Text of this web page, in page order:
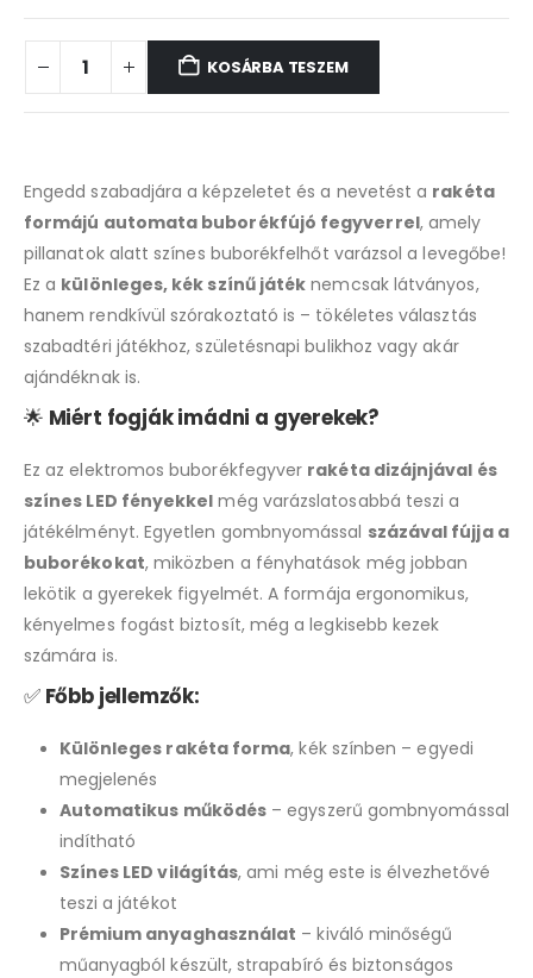
KOSÁRBA TESZEM
Engedd szabadjára a képzeletet és a nevetést a rakéta
formájú automata buborékfújó fegyverrel, amely
pillanatok alatt színes buborékfelhőt varázsol a levegőbe!
Ez a különleges, kék színű játék nemcsak látványos,
hanem rendkívül szórakoztató is – tökéletes választás
szabadtéri játékhoz, születésnapi bulikhoz vagy akár
ajándéknak is.
🌟 Miért fogják imádni a gyerekek?
Ez az elektromos buborékfegyver rakéta dizájnjával és
színes LED fényekkel még varázslatosabbá teszi a
játékélményt. Egyetlen gombnyomással százával fújja a
buborékokat, miközben a fényhatások még jobban
lekötik a gyerekek figyelmét. A formája ergonomikus,
kényelmes fogást biztosít, még a legkisebb kezek
számára is.
✅ Főbb jellemzők:
Különleges rakéta forma, kék színben – egyedi
megjelenés
Automatikus működés – egyszerű gombnyomással
indítható
Színes LED világítás, ami még este is élvezhetővé
teszi a játékot
Prémium anyaghasználat – kiváló minőségű
műanyagból készült, strapabíró és biztonságos